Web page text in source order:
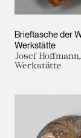
Brieftasche der
Werkstätte
Josef
Werkstätte